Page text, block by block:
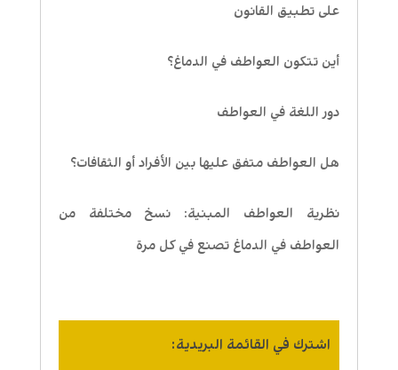
على تطبيق القانون
أين تتكون العواطف في الدماغ؟
دور اللغة في العواطف
هل العواطف متفق عليها بين الأفراد أو الثقافات؟
نظرية العواطف المبنية: نسخ مختلفة من
العواطف في الدماغ تصنع في كل مرة
اشترك في القائمة البريدية: